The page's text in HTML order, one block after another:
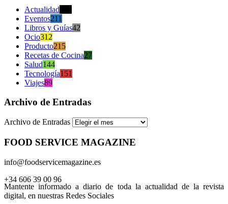
Actualidad
Eventos211
Libros y Guías42
Ocio312
Producto215
Recetas de Cocina27
Salud144
Tecnología151
Viajes89
Archivo de Entradas
Archivo de Entradas
FOOD SERVICE MAGAZINE
info@foodservicemagazine.es
+34 606 39 00 96
Mantente informado a diario de toda la actualidad de la revista
digital, en nuestras Redes Sociales